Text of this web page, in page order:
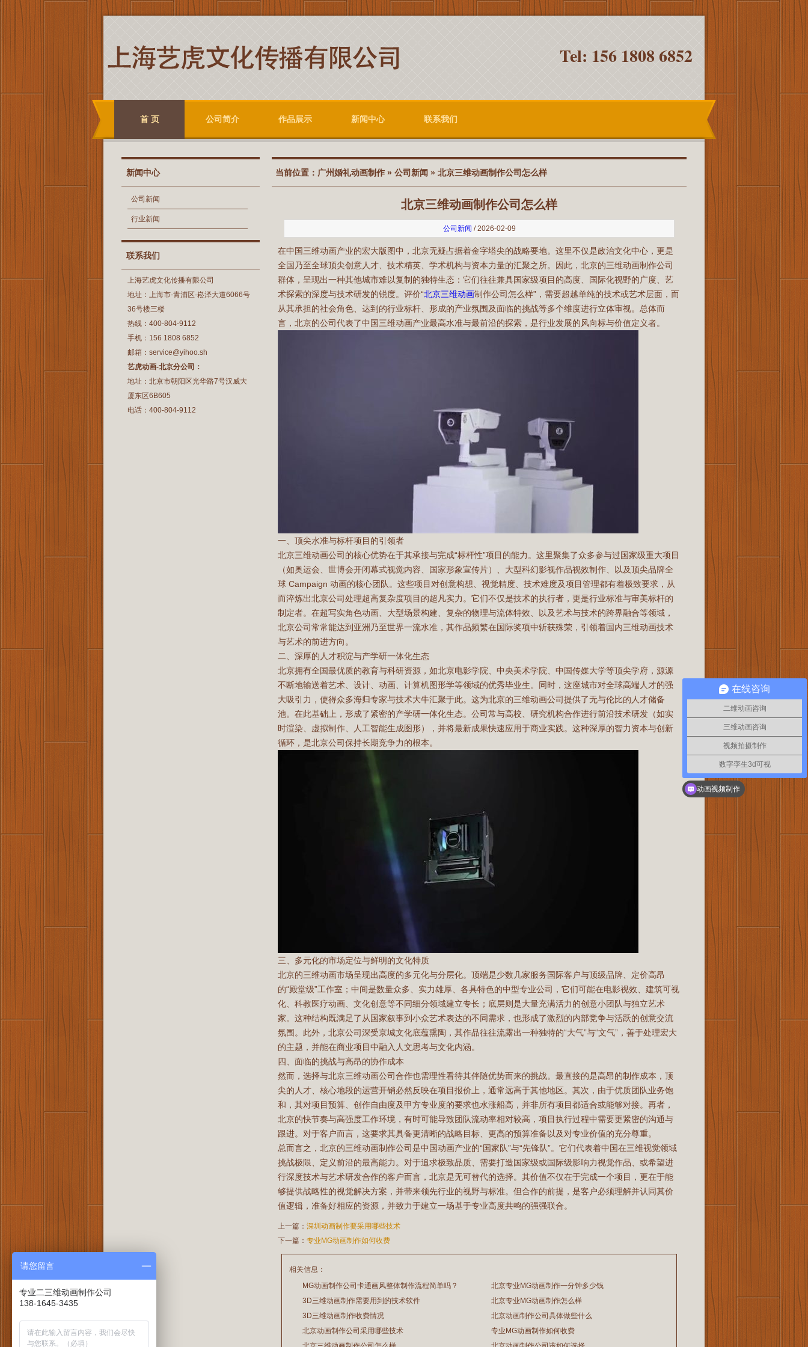
Tel: 156 1808 6852
首 页 公司简介 作品展示 新闻中心 联系我们
新闻中心
公司新闻
行业新闻
联系我们
上海艺虎文化传播有限公司
地址：上海市-青浦区-崧泽大道6066号
36号楼三楼
热线：400-804-9112
手机：156 1808 6852
邮箱：service@yihoo.sh
艺虎动画-北京分公司：
地址：北京市朝阳区光华路7号汉威大
厦东区6B605
电话：400-804-9112
当前位置： 广州婚礼动画制作 » 公司新闻 » 北京三维动画制作公司怎么样
北京三维动画制作公司怎么样
公司新闻 / 2026-02-09
在中国三维动画产业的宏大版图中，北京无疑占据着金字塔尖的战略要地。这里不仅是政治文化中心，更是
全国乃至全球顶尖创意人才、技术精英、学术机构与资本力量的汇聚之所。因此，北京的三维动画制作公司
群体，呈现出一种其他城市难以复制的独特生态：它们往往兼具国家级项目的高度、国际化视野的广度、艺
术探索的深度与技术研发的锐度。评价“北京三维动画制作公司怎么样”，需要超越单纯的技术或艺术层面，而
从其承担的社会角色、达到的行业标杆、形成的产业氛围及面临的挑战等多个维度进行立体审视。总体而
言，北京的公司代表了中国三维动画产业最高水准与最前沿的探索，是行业发展的风向标与价值定义者。
一、顶尖水准与标杆项目的引领者
北京三维动画公司的核心优势在于其承接与完成“标杆性”项目的能力。这里聚集了众多参与过国家级重大项目
（如奥运会、世博会开闭幕式视觉内容、国家形象宣传片）、大型科幻影视作品视效制作、以及顶尖品牌全
球 Campaign 动画的核心团队。这些项目对创意构想、视觉精度、技术难度及项目管理都有着极致要求，从
而淬炼出北京公司处理超高复杂度项目的超凡实力。它们不仅是技术的执行者，更是行业标准与审美标杆的
制定者。在超写实角色动画、大型场景构建、复杂的物理与流体特效、以及艺术与技术的跨界融合等领域，
北京公司常常能达到亚洲乃至世界一流水准，其作品频繁在国际奖项中斩获殊荣，引领着国内三维动画技术
与艺术的前进方向。
二、深厚的人才积淀与产学研一体化生态
北京拥有全国最优质的教育与科研资源，如北京电影学院、中央美术学院、中国传媒大学等顶尖学府，源源
不断地输送着艺术、设计、动画、计算机图形学等领域的优秀毕业生。同时，这座城市对全球高端人才的强
大吸引力，使得众多海归专家与技术大牛汇聚于此。这为北京的三维动画公司提供了无与伦比的人才储备
池。在此基础上，形成了紧密的产学研一体化生态。公司常与高校、研究机构合作进行前沿技术研发（如实
时渲染、虚拟制作、人工智能生成图形），并将最新成果快速应用于商业实践。这种深厚的智力资本与创新
循环，是北京公司保持长期竞争力的根本。
三、多元化的市场定位与鲜明的文化特质
北京的三维动画市场呈现出高度的多元化与分层化。顶端是少数几家服务国际客户与顶级品牌、定价高昂
的“殿堂级”工作室；中间是数量众多、实力雄厚、各具特色的中型专业公司，它们可能在电影视效、建筑可视
化、科教医疗动画、文化创意等不同细分领域建立专长；底层则是大量充满活力的创意小团队与独立艺术
家。这种结构既满足了从国家叙事到小众艺术表达的不同需求，也形成了激烈的内部竞争与活跃的创意交流
氛围。此外，北京公司深受京城文化底蕴熏陶，其作品往往流露出一种独特的“大气”与“文气”，善于处理宏大
的主题，并能在商业项目中融入人文思考与文化内涵。
四、面临的挑战与高昂的协作成本
然而，选择与北京三维动画公司合作也需理性看待其伴随优势而来的挑战。最直接的是高昂的制作成本，顶
尖的人才、核心地段的运营开销必然反映在项目报价上，通常远高于其他地区。其次，由于优质团队业务饱
和，其对项目预算、创作自由度及甲方专业度的要求也水涨船高，并非所有项目都适合或能够对接。再者，
北京的快节奏与高强度工作环境，有时可能导致团队流动率相对较高，项目执行过程中需要更紧密的沟通与
跟进。对于客户而言，这要求其具备更清晰的战略目标、更高的预算准备以及对专业价值的充分尊重。
总而言之，北京的三维动画制作公司是中国动画产业的“国家队”与“先锋队”。它们代表着中国在三维视觉领域
挑战极限、定义前沿的最高能力。对于追求极致品质、需要打造国家级或国际级影响力视觉作品、或希望进
行深度技术与艺术研发合作的客户而言，北京是无可替代的选择。其价值不仅在于完成一个项目，更在于能
够提供战略性的视觉解决方案，并带来领先行业的视野与标准。但合作的前提，是客户必须理解并认同其价
值逻辑，准备好相应的资源，并致力于建立一场基于专业高度共鸣的强强联合。
上一篇： 深圳动画制作要采用哪些技术
下一篇： 专业MG动画制作如何收费
相关信息：
MG动画制作公司卡通画风整体制作流程简单吗？
2026/07/21
北京专业MG动画制作一分钟多少钱
2026/03/20
3D三维动画制作需要用到的技术软件
2026/03/19
北京专业MG动画制作怎么样
2026/03/17
3D三维动画制作收费情况
2026/02/28
北京动画制作公司具体做些什么
2026/02/26
北京动画制作公司采用哪些技术
专业MG动画制作如何收费
在线咨询
二维动画咨询
三维动画咨询
视频拍摄制作
数字孪生3d可视
动画视频制作
请您留言
专业二三维动画制作公司
138-1645-3435